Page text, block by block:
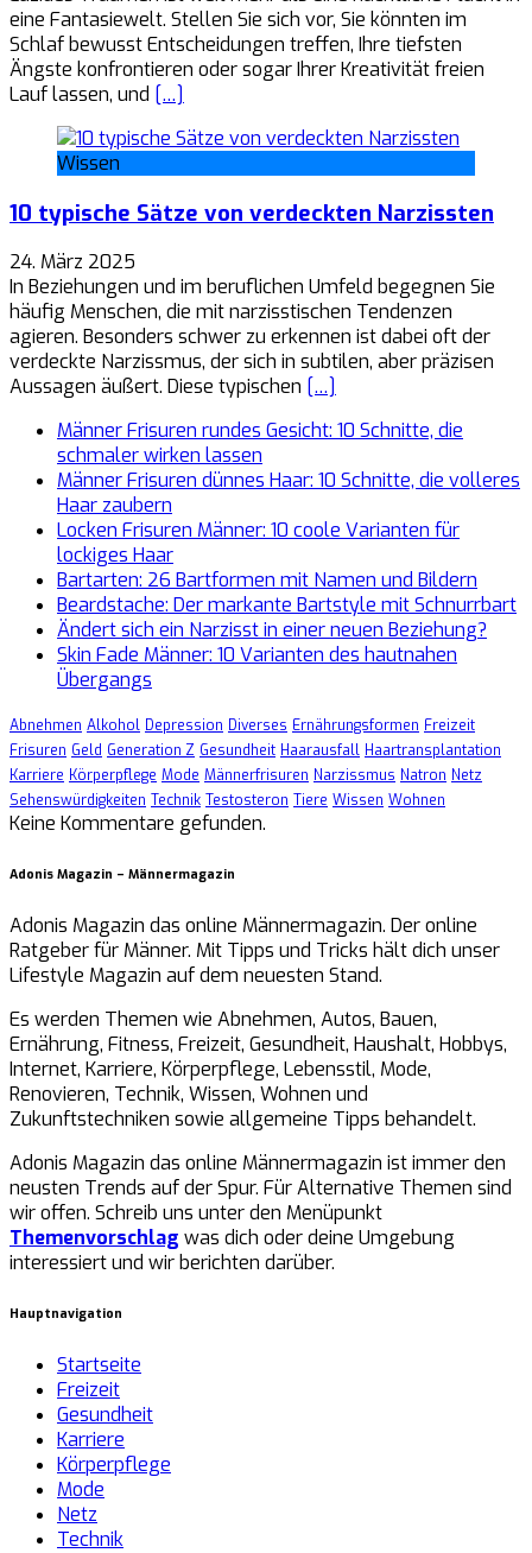
eine Fantasiewelt. Stellen Sie sich vor, Sie könnten im
Schlaf bewusst Entscheidungen treffen, Ihre tiefsten
Ängste konfrontieren oder sogar Ihrer Kreativität freien
Lauf lassen, und […]
Wissen
10 typische Sätze von verdeckten Narzissten
24. März 2025
In Beziehungen und im beruflichen Umfeld begegnen Sie
häufig Menschen, die mit narzisstischen Tendenzen
agieren. Besonders schwer zu erkennen ist dabei oft der
verdeckte Narzissmus, der sich in subtilen, aber präzisen
Aussagen äußert. Diese typischen […]
Männer Frisuren rundes Gesicht: 10 Schnitte, die
schmaler wirken lassen
Männer Frisuren dünnes Haar: 10 Schnitte, die volleres
Haar zaubern
Locken Frisuren Männer: 10 coole Varianten für
lockiges Haar
Bartarten: 26 Bartformen mit Namen und Bildern
Beardstache: Der markante Bartstyle mit Schnurrbart
Ändert sich ein Narzisst in einer neuen Beziehung?
Skin Fade Männer: 10 Varianten des hautnahen
Übergangs
Abnehmen Alkohol Depression Diverses Ernährungsformen Freizeit
Frisuren Geld Generation Z Gesundheit Haarausfall Haartransplantation
Karriere Körperpflege Mode Männerfrisuren Narzissmus Natron Netz
Sehenswürdigkeiten Technik Testosteron Tiere Wissen Wohnen
Keine Kommentare gefunden.
Adonis Magazin – Männermagazin
Adonis Magazin das online Männermagazin. Der online
Ratgeber für Männer. Mit Tipps und Tricks hält dich unser
Lifestyle Magazin auf dem neuesten Stand.
Es werden Themen wie Abnehmen, Autos, Bauen,
Ernährung, Fitness, Freizeit, Gesundheit, Haushalt, Hobbys,
Internet, Karriere, Körperpflege, Lebensstil, Mode,
Renovieren, Technik, Wissen, Wohnen und
Zukunftstechniken sowie allgemeine Tipps behandelt.
Adonis Magazin das online Männermagazin ist immer den
neusten Trends auf der Spur. Für Alternative Themen sind
wir offen. Schreib uns unter den Menüpunkt
Themenvorschlag was dich oder deine Umgebung
interessiert und wir berichten darüber.
Hauptnavigation
Startseite
Freizeit
Gesundheit
Karriere
Körperpflege
Mode
Netz
Technik